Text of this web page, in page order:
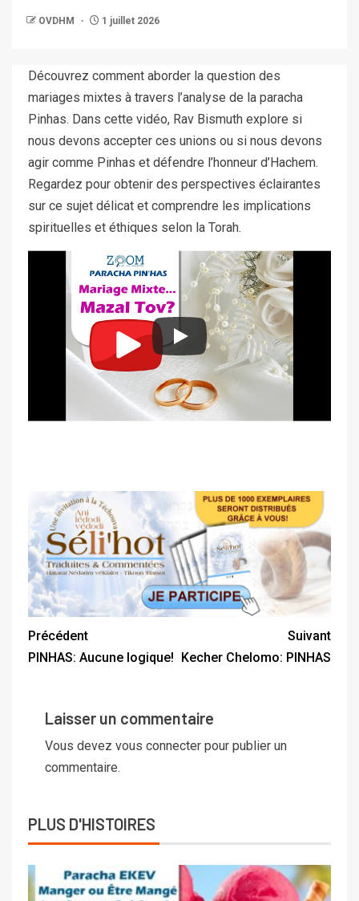
OVDHM 1 juillet 2026
Découvrez comment aborder la question des
mariages mixtes à travers l’analyse de la paracha
Pinhas. Dans cette vidéo, Rav Bismuth explore si
nous devons accepter ces unions ou si nous devons
agir comme Pinhas et défendre l’honneur d’Hachem.
Regardez pour obtenir des perspectives éclairantes
sur ce sujet délicat et comprendre les implications
spirituelles et éthiques selon la Torah.
Précédent
PINHAS: Aucune logique!
Suivant
Kecher Chelomo: PINHAS
Laisser un commentaire
Vous devez vous connecter pour publier un
commentaire.
PLUS D'HISTOIRES